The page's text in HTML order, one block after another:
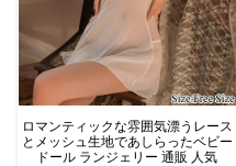
ロマンティックな雰囲気漂うレース
とメッシュ生地であしらったベビー
ドール ランジェリー 通販 人気